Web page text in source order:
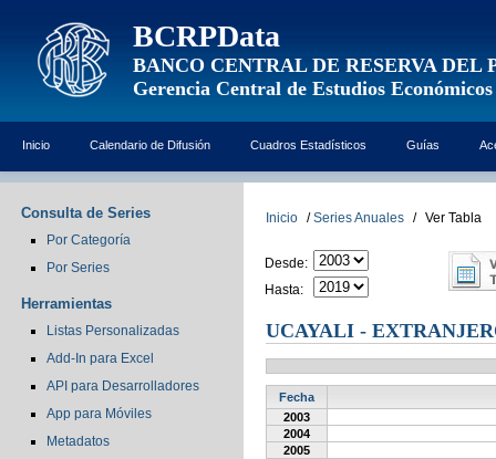
BCRPData
BANCO CENTRAL DE RESERVA DEL
Gerencia Central de Estudios Económicos
Inicio Calendario de Difusión Cuadros Estadísticos Guías
Consulta de Series
Por Categoría
Por Series
Herramientas
Listas Personalizadas
Add-In para Excel
API para Desarrolladores
App para Móviles
Metadatos
Inicio / Series Anuales / Ver Tabla
Desde:
Hasta:
UCAYALI -
Fecha
2003
2004
2005